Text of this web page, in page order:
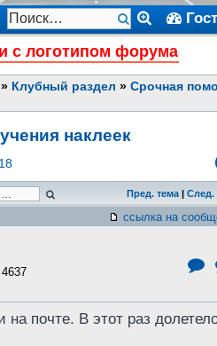
с логотипом форума
» Клубный раздел » Срочная
наклеек
18
Пред. тема | След.
ссылка на
на почте. В этот раз